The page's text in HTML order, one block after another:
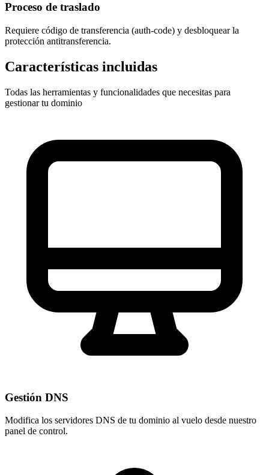
Proceso de traslado
Requiere código de transferencia (auth-code) y desbloquear la
protección antitransferencia.
Características incluidas
Todas las herramientas y funcionalidades que necesitas para
gestionar tu dominio
Gestión DNS
Modifica los servidores DNS de tu dominio al vuelo desde nuestro
panel de control.